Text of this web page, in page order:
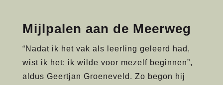
Mijlpalen aan de Meerweg
“Nadat ik het vak als leerling geleerd had,
wist ik het: ik wilde voor mezelf beginnen”,
aldus Geertjan Groeneveld. Zo begon hij